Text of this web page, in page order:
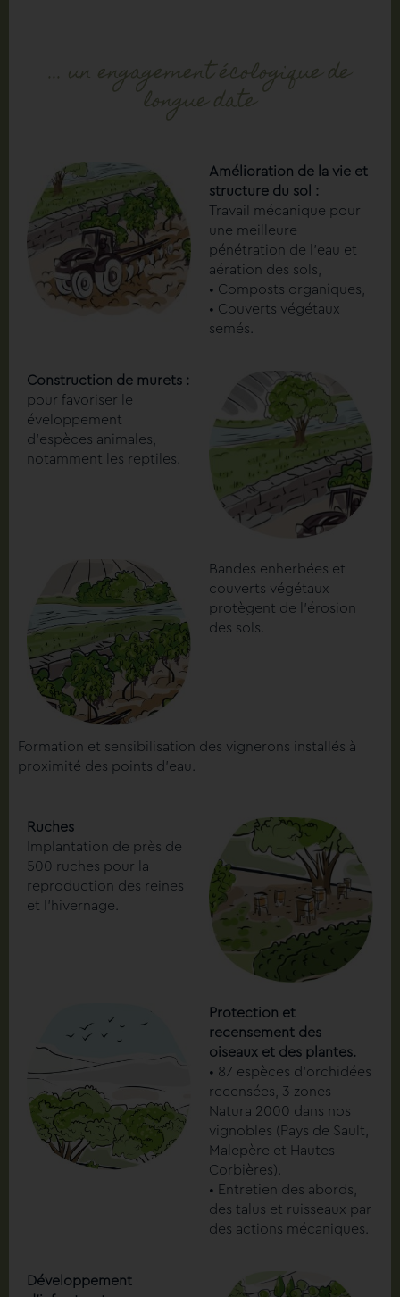
... un engagement écologique de
longue date
Amélioration de la vie et
structure du sol :
Travail mécanique pour
une meilleure
pénétration de l’eau et
aération des sols,
• Composts organiques,
• Couverts végétaux
semés.
Construction de murets :
pour favoriser le
éveloppement
d’espèces animales,
notamment les reptiles.
Bandes enherbées et
couverts végétaux
protègent de l’érosion
des sols.
Formation et sensibilisation des vignerons installés à
proximité des points d’eau.
Ruches
Implantation de près de
500 ruches pour la
reproduction des reines
et l’hivernage.
Protection et
recensement des
oiseaux et des plantes.
• 87 espèces d’orchidées
recensées, 3 zones
Natura 2000 dans nos
vignobles (Pays de Sault,
Malepère et Hautes-
Corbières).
• Entretien des abords,
des talus et ruisseaux par
des actions mécaniques.
Développement